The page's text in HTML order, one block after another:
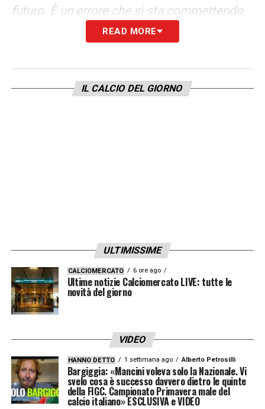
futuro. È un errore che si sta commettendo
in altre componenti. La Divisione calcio
femminile è una sorta di laboratorio, frutto di
concentrazioni e interessi, stiamo toccando
con mano questi nuovi format e ne
READ MORE
IL CALCIO DEL GIORNO
ULTIMISSIME
CALCIOMERCATO 6 ore ago
Ultime notizie Calciomercato LIVE: tutte le
novità del giorno
VIDEO
HANNO DETTO 1 settimana ago Alberto Petrosilli
Bargiggia: «Mancini voleva solo la Nazionale. Vi
svelo cosa è successo davvero dietro le quinte
della FIGC. Campionato Primavera male del
calcio italiano» ESCLUSIVA e VIDEO